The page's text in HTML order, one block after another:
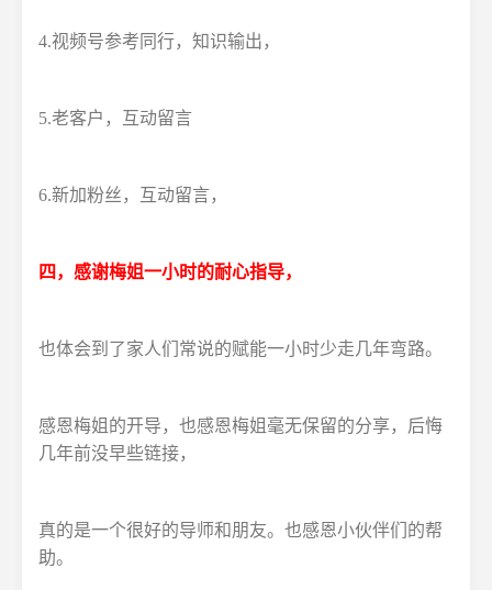
4.视频号参考同行，知识输出，
5.老客户，互动留言
6.新加粉丝，互动留言，
四，感谢梅姐一小时的耐心指导，
也体会到了家人们常说的赋能一小时少走几年弯路。
感恩梅姐的开导，也感恩梅姐毫无保留的分享，后悔
几年前没早些链接，
真的是一个很好的导师和朋友。也感恩小伙伴们的帮
助。